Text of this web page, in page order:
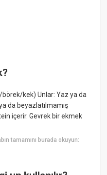
kek) Unlar: Yaz ya da
da beyazlatılmamış
içerir. Gevrek bir ekmek
tamamını burada okuyun: